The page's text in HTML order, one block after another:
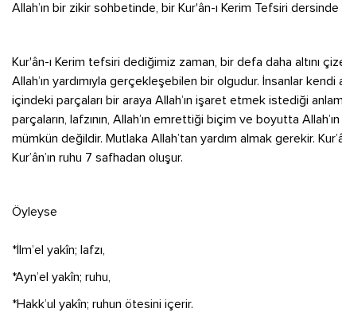
Allah’ın bir zikir sohbetinde, bir Kur'ân-ı Kerim Tefsiri
Kur'ân-ı Kerim tefsiri dediğimiz zaman, bir defa daha altını
Allah’ın yardımıyla gerçekleşebilen bir olgudur. İnsanlar kendi
içindeki parçaları bir araya Allah’ın işaret etmek istediği
parçaların, lafzının, Allah’ın emrettiği biçim ve boyutta
mümkün değildir. Mutlaka Allah’tan yardım almak gerekir.
Kur’ân’ın ruhu 7 safhadan oluşur.
Öyleyse
*İlm’el yakîn; lafzı,
*Ayn’el yakîn; ruhu,
*Hakk’ul yakîn; ruhun ötesini içerir.